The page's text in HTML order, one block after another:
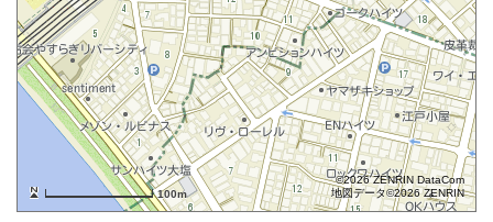
100m
©2026 ZENRIN DataCom
地図データ©2026 ZENRIN